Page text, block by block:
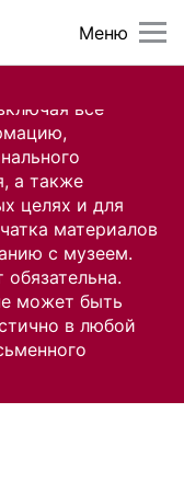
все
а также
целях и для
материалов
с музеем.
может быть
в любой
Меню